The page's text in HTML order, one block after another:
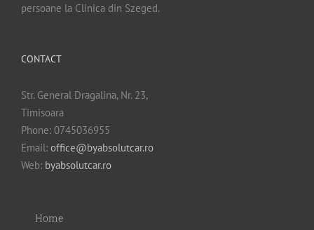
persoane la Clinica din Szeged.
CONTACT
Str. General Dragalina, Nr. 23,
Timisoara
Phone: 0745036955
Email: office@byabsolutcar.ro
Web: byabsolutcar.ro
Home